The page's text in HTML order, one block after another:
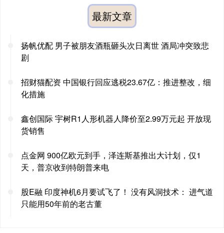
最新文章
扬帆优配 男子被朋友酒瓶砸头次日离世 酒局冲突致悲
剧
招财猫配资 中国银行回应逃税23.67亿：推进整改，细
化措施
鑫创国际 宇树R1人形机器人降价至2.99万元起 开放现
货销售
点金网 900亿欧元到手，泽连斯基推出大计划，仅1
天，普京收到特朗普来电
股E融 印度神机6月要试飞了！ 没有风洞技术： 进气道
只能用50年前的老古董